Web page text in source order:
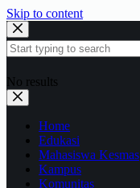
Skip to content
No results
Home
Edukasi
Mahasiswa Kesmas
Kampus
Komunitas